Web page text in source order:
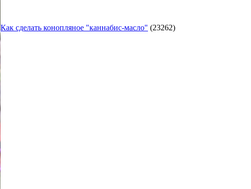
Как сделать конопляное "каннабис-масло" (23262)